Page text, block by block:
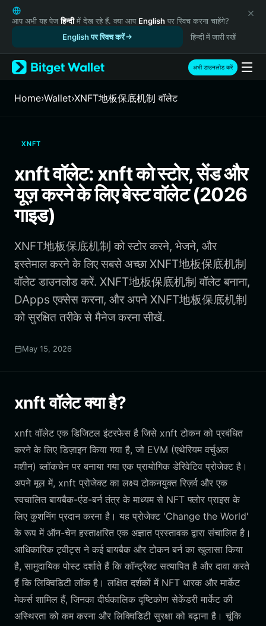
English
日本語
Русский
Español (Latinoamérica)
Türkçe
Italiano
繁體中文
Português (Portugal)
Bahasa Indonesia
ภาษาไทย
Português (Brasil)
Español (Argentina)
आप अभी यह पेजहिन्दीमें देख रहे हैं. क्या आप English पर स्विच करना चाहेंगे?
English पर स्विच करें
हिन्दी में जारी रखें
अभी डाउनलोड करें
Home›Wallet›XNFT地板保底机制 वॉलेट
XNFT
xnft वॉलेट: xnft को स्टोर, सेंड और
यूज़ करने के लिए बेस्ट वॉलेट (2026
गाइड)
XNFT地板保底机制 को स्टोर करने, भेजने, और
इस्तेमाल करने के लिए सबसे अच्छा XNFT地板保底机制
वॉलेट डाउनलोड करें. XNFT地板保底机制 वॉलेट बनाना,
DApps एक्सेस करना, और अपने XNFT地板保底机制
को सुरक्षित तरीके से मैनेज करना सीखें.
May 15, 2026
xnft वॉलेट क्या है?
xnft वॉलेट एक डिजिटल इंटरफेस है जिसे xnft टोकन को प्रबंधित
करने के लिए डिज़ाइन किया गया है, जो EVM (एथेरियम वर्चुअल
मशीन) ब्लॉकचेन पर बनाया गया एक प्रायोगिक डेरिवेटिव प्रोजेक्ट है।
अपने मूल में, xnft प्रोजेक्ट का लक्ष्य टोकनयुक्त रिज़र्व और एक
स्वचालित बायबैक-एंड-बर्न तंत्र के माध्यम से NFT फ्लोर प्राइस के
लिए कुशनिंग प्रदान करना है। यह प्रोजेक्ट 'Change the World'
के रूप में ऑन-चेन हस्ताक्षरित एक अज्ञात प्रस्तावक द्वारा संचालित है।
आधिकारिक ट्वीट्स ने कई बायबैक और टोकन बर्न का खुलासा किया
है, सामुदायिक पोस्ट दर्शाते हैं कि कॉन्ट्रैक्ट सत्यापित है और दावा करते
हैं कि लिक्विडिटी लॉक है। लक्षित दर्शकों में NFT धारक और मार्केट
मेकर्स शामिल हैं, जिनका दीर्घकालिक दृष्टिकोण सेकेंडरी मार्केट की
अस्थिरता को कम करना और लिक्विडिटी सुरक्षा को बढ़ाना है। चूंकि